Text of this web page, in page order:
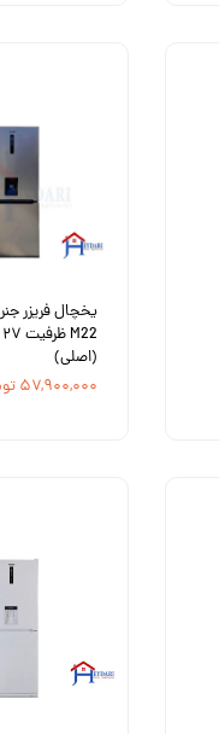
(اصلی)
۵۷,۹۰۰,۰۰۰ تومان